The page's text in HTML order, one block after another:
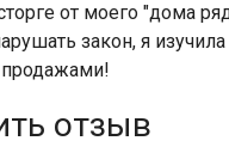
от моего "дома
закон, я
продажами!
отзыв